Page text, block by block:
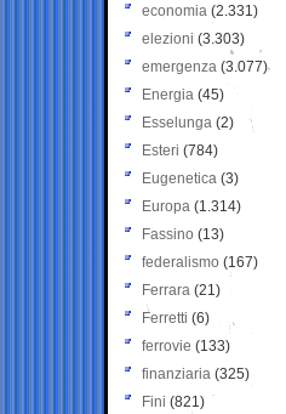
economia (2.331)
elezioni (3.303)
emergenza (3.077)
Energia (45)
Esselunga (2)
Esteri (784)
Eugenetica (3)
Europa (1.314)
Fassino (13)
federalismo (167)
Ferrara (21)
Ferretti (6)
ferrovie (133)
finanziaria (325)
Fini (821)